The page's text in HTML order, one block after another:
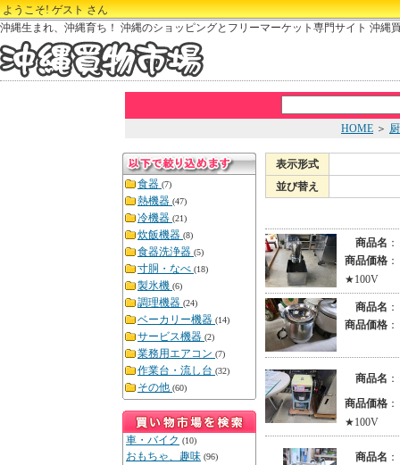
ようこそ! ゲスト さん
沖縄生まれ、沖縄育ち！ 沖縄のショッピングとフリーマーケット専門サイト 沖縄
HOME ＞
食器 (7)
熱機器 (47)
冷機器 (21)
炊飯機器 (8)
食器洗浄器 (5)
寸胴・なべ (18)
製氷機 (6)
調理機器 (24)
ベーカリー機器 (14)
サービス機器 (2)
業務用エアコン (7)
作業台・流し台 (32)
その他 (60)
車・バイク (10)
おもちゃ、趣味 (96)
表示形式
並び替え
商品名 ：
商品価格 ：
★100V
商品名 ：
商品価格 ：
商品名 ：
商品価格 ：
★100V
商品名 ：